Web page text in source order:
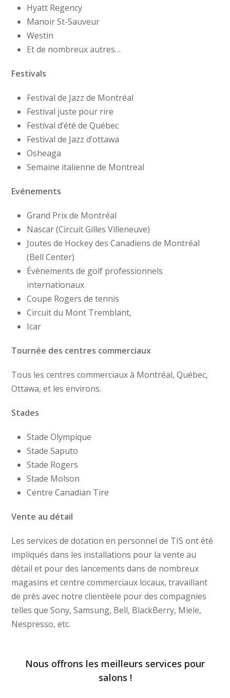
Hyatt Regency
Manoir St-Sauveur
Westin
Et de nombreux autres…
Festivals
Festival de Jazz de Montréal
Festival juste pour rire
Festival d’été de Québec
Festival de Jazz d’ottawa
Osheaga
Semaine italienne de Montreal
Evénements
Grand Prix de Montréal
Nascar (Circuit Gilles Villeneuve)
Joutes de Hockey des Canadiens de Montréal
(Bell Center)
Évènements de golf professionnels
internationaux
Coupe Rogers de tennis
Circuit du Mont Tremblant,
Icar
Tournée des centres commerciaux
Tous les centres commerciaux à Montréal, Québec,
Ottawa, et les environs.
Stades
Stade Olympique
Stade Saputo
Stade Rogers
Stade Molson
Centre Canadian Tire
Vente au détail
Les services de dotation en personnel de TIS ont été
impliqués dans les installations pour la vente au
détail et pour des lancements dans de nombreux
magasins et centre commerciaux locaux, travaillant
de près avec notre clientèele pour des compagnies
telles que Sony, Samsung, Bell, BlackBerry, Miele,
Nespresso, etc.
Nous offrons les meilleurs services pour
salons !